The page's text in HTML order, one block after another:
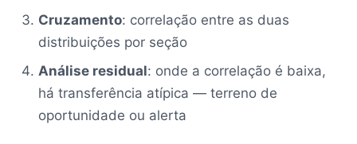
Cruzamento: correlação entre as duas
distribuições por seção
Análise residual: onde a correlação é baixa,
há transferência atípica — terreno de
oportunidade ou alerta